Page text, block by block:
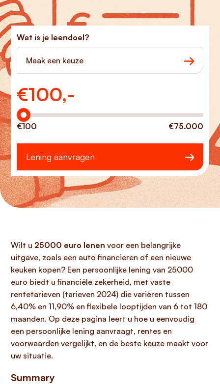
Wat is je leendoel?
Maak een keuze
€100,-
Hoeveel wilt u lenen?
€100 €75.000
Lening aanvragen
Wilt u 25000 euro lenen voor een belangrijke
uitgave, zoals een auto financieren of een nieuwe
keuken kopen? Een persoonlijke lening van 25000
euro biedt u financiële zekerheid, met vaste
rentetarieven (tarieven 2024) die variëren tussen
6,40% en 11,90% en flexibele looptijden van 6 tot 180
maanden. Op deze pagina leert u hoe u eenvoudig
een persoonlijke lening aanvraagt, rentes en
voorwaarden vergelijkt, en de beste keuze maakt voor
uw situatie.
Summary